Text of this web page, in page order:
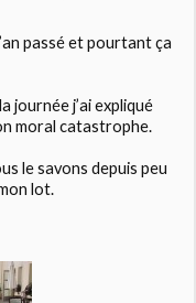
passé et pourtant ça
journée j’ai expliqué
moral catastrophe.
le savons depuis peu
lot.